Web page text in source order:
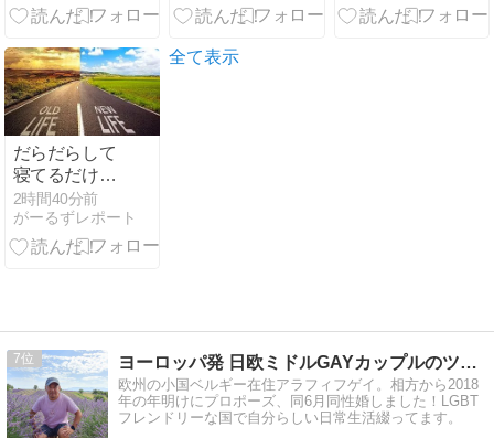
て聞いてみる
男…
アMC陣が語
ソードに
だらだらして
寝てるだけで
人生が終わっ
ていく
2時間40分前
がーるずレポート
全て表示
7 ヨーロッパ発 日欧ミドルGAYカップルのツレ連れ日記
欧州の小国ベルギー在住アラフィフゲイ。相方から2018
年の年明けにプロポーズ、同6月同性婚しました！LGBT
フレンドリーな国で自分らしい日常生活綴ってます。